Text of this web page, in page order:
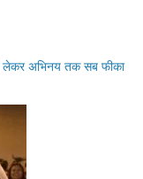
लेकर अभिनय तक सब फीका